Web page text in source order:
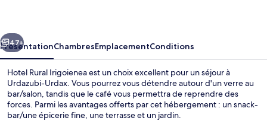
Suivant
47+
PrésentationChambresEmplacementConditions
Hotel Rural Irigoienea est un choix excellent pour un séjour à
Urdazubi-Urdax. Vous pourrez vous détendre autour d'un verre au
bar/salon, tandis que le café vous permettra de reprendre des
forces. Parmi les avantages offerts par cet hébergement : un snack-
bar/une épicerie fine, une terrasse et un jardin.